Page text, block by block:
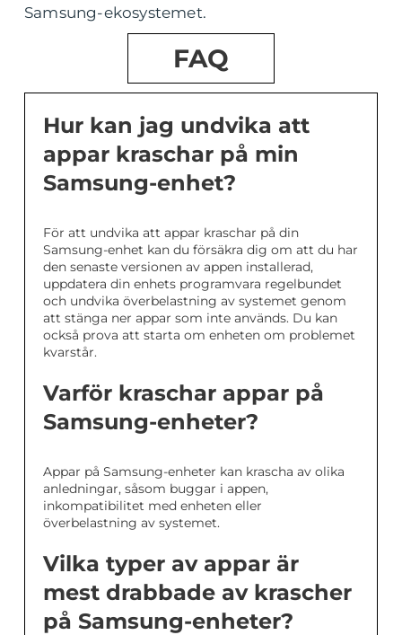
Samsung-ekosystemet.
FAQ
Hur kan jag undvika att
appar kraschar på min
Samsung-enhet?
För att undvika att appar kraschar på din
Samsung-enhet kan du försäkra dig om att du har
den senaste versionen av appen installerad,
uppdatera din enhets programvara regelbundet
och undvika överbelastning av systemet genom
att stänga ner appar som inte används. Du kan
också prova att starta om enheten om problemet
kvarstår.
Varför kraschar appar på
Samsung-enheter?
Appar på Samsung-enheter kan krascha av olika
anledningar, såsom buggar i appen,
inkompatibilitet med enheten eller
överbelastning av systemet.
Vilka typer av appar är
mest drabbade av krascher
på Samsung-enheter?